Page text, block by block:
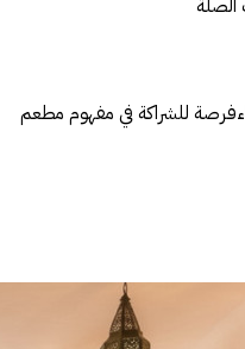
للشراكة في مفهوم مطعم